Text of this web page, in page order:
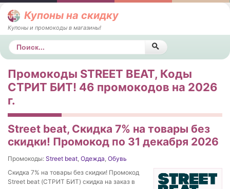
Купоны на скидку
Купоны и промокоды в магазины!
Поиск
Промокоды STREET BEAT, Коды
СТРИТ БИТ! 46 промокодов на 2026
г.
Street beat, Скидка 7% на товары без
скидки! Промокод по 31 декабря 2026
Промокоды: Street beat, Одежда, Обувь
Скидка 7% на товары без скидки! Промокод
Street beat (СТРИТ БИТ) скидка на заказ в